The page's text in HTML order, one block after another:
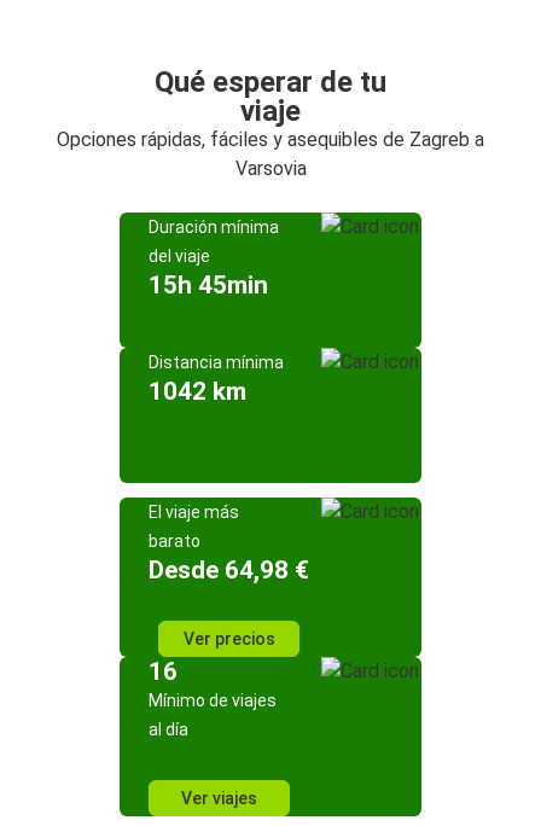
Qué esperar de tu
viaje
Opciones rápidas, fáciles y asequibles de Zagreb a
Varsovia
Duración mínima
del viaje
15h 45min
Distancia mínima
1042 km
El viaje más
barato
Desde 64,98 €
Ver precios
16
Mínimo de viajes
al día
Ver viajes